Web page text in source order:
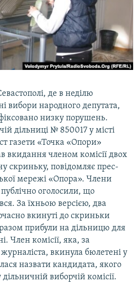
де в неділю
вибори народного депутата,
низку порушень.
дільниці № 850017 у місті
газети «Точка «Опори»
вкидання членом комісії двох
скриньку, повідомляє прес-
мережі «Опора». Члени
публічно оголосили, що
За їхньою версією, два
вкинуті до скриньки
прибули на дільницю для
Член комісії, яка, за
вкинула бюлетені у
назвати кандидата, якого
виборчій комісії.